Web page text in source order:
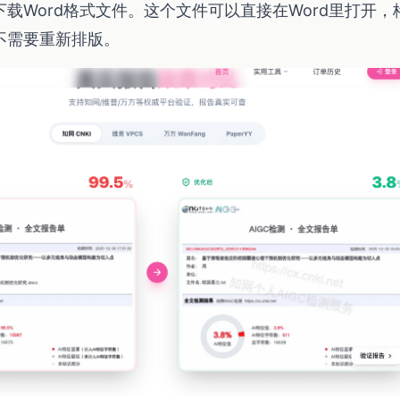
载Word格式文件。这个文件可以直接在Word里打开，
要重新排版。